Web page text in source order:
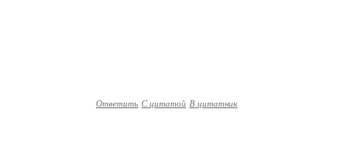
Ответить С цитатой В цитатник